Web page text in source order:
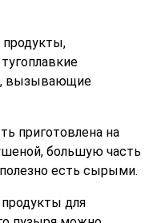
вызывающие
приготовлена на
большую часть
есть сырыми.
для